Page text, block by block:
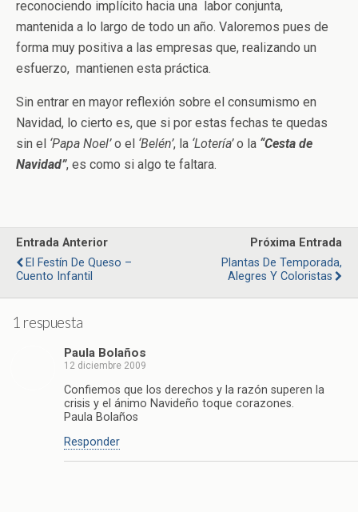
reconociendo implícito hacia una labor conjunta,
mantenida a lo largo de todo un año. Valoremos pues de
forma muy positiva a las empresas que, realizando un
esfuerzo, mantienen esta práctica.
Sin entrar en mayor reflexión sobre el consumismo en
Navidad, lo cierto es, que si por estas fechas te quedas
sin el ‘Papa Noel’o el ‘Belén’, la ‘Lotería’o la “Cesta de
Navidad”, es como si algo te faltara.
Entrada Anterior
El Festín De Queso –
Cuento Infantil
Próxima Entrada
Plantas De Temporada,
Alegres Y Coloristas
1 respuesta
Paula Bolaños
12 diciembre 2009
Confiemos que los derechos y la razón superen la
crisis y el ánimo Navideño toque corazones.
Paula Bolaños
Responder